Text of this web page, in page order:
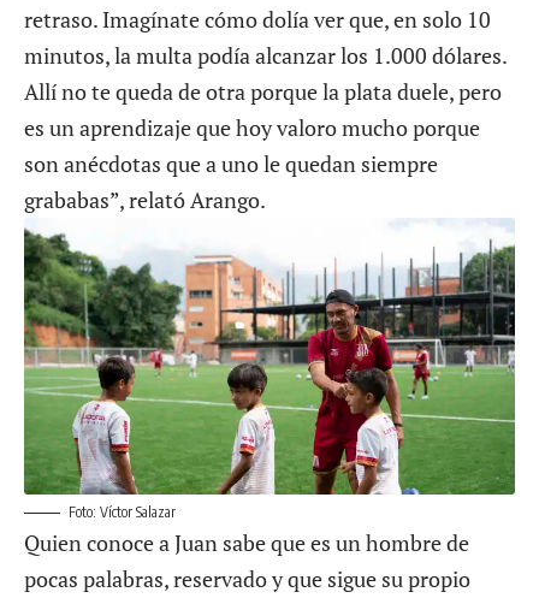
retraso. Imagínate cómo dolía ver que, en solo 10
minutos, la multa podía alcanzar los 1.000 dólares.
Allí no te queda de otra porque la plata duele, pero
es un aprendizaje que hoy valoro mucho porque
son anécdotas que a uno le quedan siempre
grababas”, relató Arango.
Foto: Víctor Salazar
Quien conoce a Juan sabe que es un hombre de
pocas palabras, reservado y que sigue su propio